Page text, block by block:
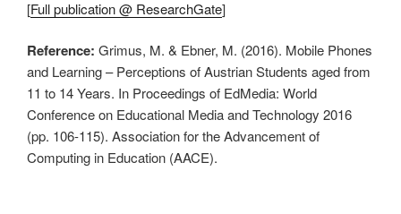
[Full publication @ ResearchGate]
Reference: Grimus, M. & Ebner, M. (2016). Mobile Phones
and Learning – Perceptions of Austrian Students aged from
11 to 14 Years. In Proceedings of EdMedia: World
Conference on Educational Media and Technology 2016
(pp. 106-115). Association for the Advancement of
Computing in Education (AACE).